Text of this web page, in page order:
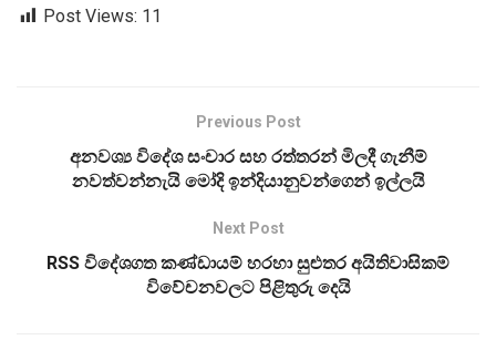
Post Views: 11
Previous Post
අනවශ්‍ය විදේශ සංචාර සහ රත්තරන් මිලදී ගැනීම්
නවත්වන්නැයි මෝදි ඉන්දියානුවන්ගෙන් ඉල්ලයි
Next Post
RSS විදේශගත කණ්ඩායම් හරහා සුළුතර අයිතිවාසිකම්
විවේචනවලට පිළිතුරු දෙයි